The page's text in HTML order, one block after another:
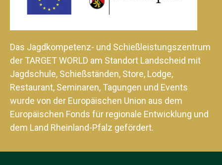
Das Jagdkompetenz- und Schießleistungszentrum
der TARGET WORLD am Standort Landscheid mit
Jagdschule, Schießständen, Store, Lodge,
Restaurant, Seminaren, Tagungen und Events
wurde von der Europäischen Union aus dem
Europäischen Fonds für regionale Entwicklung und
dem Land Rheinland-Pfalz gefördert.